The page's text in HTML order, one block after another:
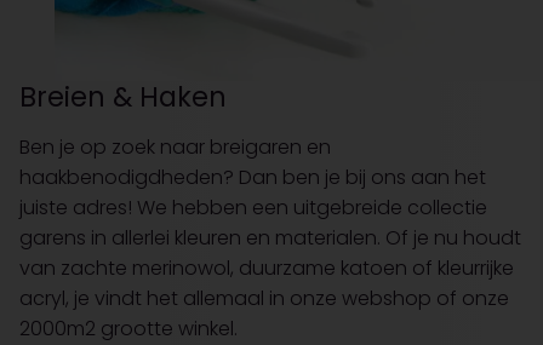
Breien & Haken
Ben je op zoek naar breigaren en
haakbenodigdheden? Dan ben je bij ons aan het
juiste adres! We hebben een uitgebreide collectie
garens in allerlei kleuren en materialen. Of je nu houdt
van zachte merinowol, duurzame katoen of kleurrijke
acryl, je vindt het allemaal in onze webshop of onze
2000m2 grootte winkel.